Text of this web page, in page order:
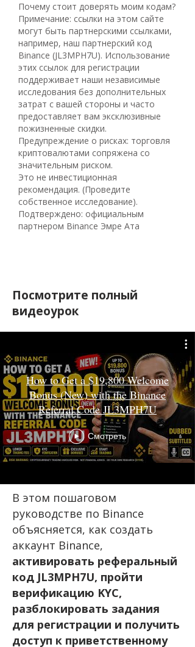
Почему стоит доверять моим кодам?
Примечание: ссылки на этом сайте
могут быть партнерскими ссылками,
например, наш партнерский код
Binance (JL3MPH7U). Использование
этих ссылок для регистрации
поддерживает наши независимые
исследования без дополнительных
затрат с вашей стороны и часто
предоставляет вам эксклюзивные
пожизненные скидки.
Предупреждение о рисках: торговля
криптовалютами сопряжена со
значительным риском.
Это не инвестиционная
рекомендация. (Проведите
собственное исследование).
Подтверждено: официальным
партнером Binance Эмре Ата
Посмотрите полный
видеоурок
How to Get a $19,800 Welcome
Bonus (New) with the Binance
Referral Code JL3MPH7U
Смотреть
В этом пошаговом
руководстве по Binance
объясняется, как создать
аккаунт Binance,
активировать реферальный
код JL3MPH7U, пройти
верификацию KYC,
разблокировать задания
для регистрации и получить
доступ к приветственному